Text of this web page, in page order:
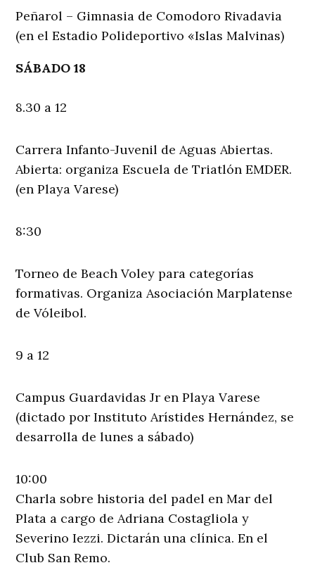
Peñarol – Gimnasia de Comodoro Rivadavia
(en el Estadio Polideportivo «Islas Malvinas)
SÁBADO 18
8.30 a 12
Carrera Infanto-Juvenil de Aguas Abiertas.
Abierta: organiza Escuela de Triatlón EMDER.
(en Playa Varese)
8:30
Torneo de Beach Voley para categorías
formativas. Organiza Asociación Marplatense
de Vóleibol.
9 a 12
Campus Guardavidas Jr en Playa Varese
(dictado por Instituto Arístides Hernández, se
desarrolla de lunes a sábado)
10:00
Charla sobre historia del padel en Mar del
Plata a cargo de Adriana Costagliola y
Severino Iezzi. Dictarán una clínica. En el
Club San Remo.